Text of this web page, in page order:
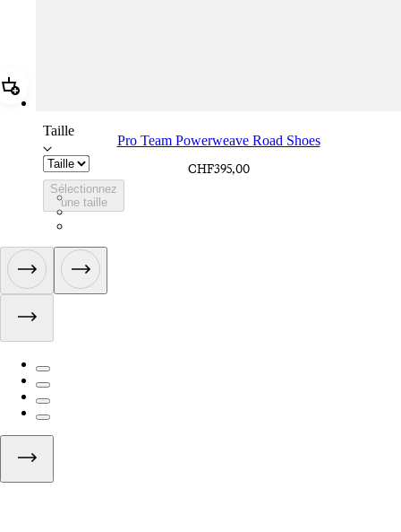
Ajouter Pro Team Powerweave Road Shoes
Taille
Sélectionnez
une taille
Pro Team Powerweave Road Shoes
CHF395,00
BVI01XXWMC
BVI01XXBCL